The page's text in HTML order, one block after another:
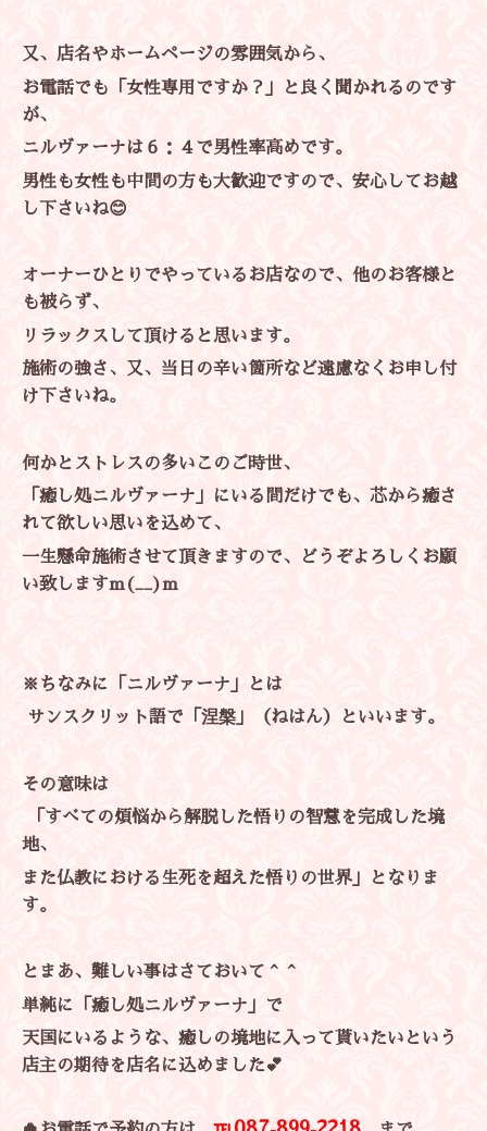
又、店名やホームページの雰囲気から、
お電話でも「女性専用ですか？」と良く聞かれるのです
が、
ニルヴァーナは６：４で男性率高めです。
男性も女性も中間の方も大歓迎ですので、安心してお越
し下さいね😊
オーナーひとりでやっているお店なので、他のお客様と
も被らず、
リラックスして頂けると思います。
施術の強さ、又、当日の辛い箇所など遠慮なくお申し付
け下さいね。
何かとストレスの多いこのご時世、
「癒し処ニルヴァーナ」にいる間だけでも、芯から癒さ
れて欲しい思いを込めて、
一生懸命施術させて頂きますので、どうぞよろしくお願
い致しますm(__)m
※ちなみに「ニルヴァーナ」とは
サンスクリット語で「涅槃」（ねはん）といいます。
その意味は
「すべての煩悩から解脱した悟りの智慧を完成した境
地、
また仏教における生死を超えた悟りの世界」となりま
す。
とまあ、難しい事はさておいて＾＾
単純に「癒し処ニルヴァーナ」で
天国にいるような、癒しの境地に入って貰いたいという
店主の期待を店名に込めました💕